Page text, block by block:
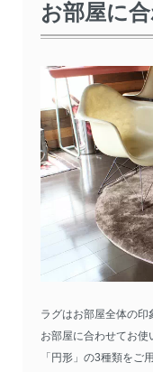
お部屋に
ラグはお部屋全体の印
お部屋に合わせてお使
「円形」の3種類をご